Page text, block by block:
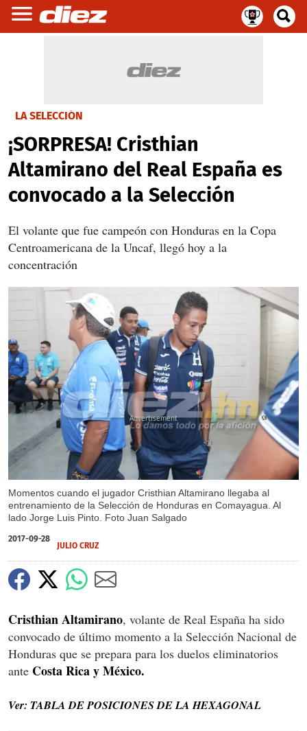
LA SELECCIÓN
¡SORPRESA! Cristhian
Altamirano del Real España es
convocado a la Selección
El volante que fue campeón con Honduras en la Copa
Centroamericana de la Uncaf, llegó hoy a la
concentración
Momentos cuando el jugador Cristhian Altamirano llegaba al
entrenamiento de la Selección de Honduras en Comayagua. Al
lado Jorge Luis Pinto. Foto Juan Salgado
X
2017-09-28
JULIO CRUZ
Cristhian Altamirano, volante de Real España ha sido
convocado de último momento a la Selección Nacional de
Honduras que se prepara para los duelos eliminatorios
ante Costa Rica y México.
Ver: TABLA DE POSICIONES DE LA HEXAGONAL